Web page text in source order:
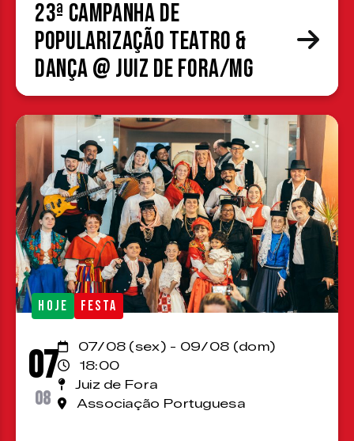
23ª Campanha de
Popularização Teatro &
Dança @ Juiz de Fora/MG
HOJE FESTA
07
08
07/08 (sex) - 09/08 (dom)
18:00
Juiz de Fora
Associação Portuguesa